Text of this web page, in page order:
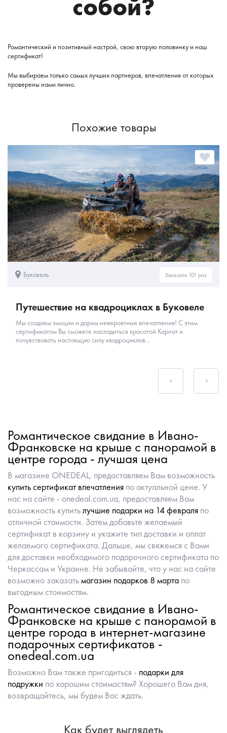
Романтический и позитивный настрой, свою вторую половинку и наш
сертификат!
Мы выбираем только самых лучших партнеров, впечатления от которых
проверены нами лично.
Похожие товары
Буковель Заказали 101 раз
Путешествие на квадроциклах в Буковеле
Мы создаем эмоции и дарим невероятные впечатления! С этим
сертификатом Вы сможете насладиться красотой Карпат и
почувствовать настоящую силу квадроциклов...
Романтическое свидание в Ивано-
Франковске на крыше с панорамой в
центре города - лучшая цена
В магазине ONEDEAL, предоставляем Вам возможность
купить сертификат впечатления по актуальной цене. У
нас на сайте - onedeal.com.ua, предоставляем Вам
возможность купитьлучшие подарки на 14 февраля по
отличной стоимости. Затем добавьте желаемый
сертификат в корзину и укажите тип доставки и оплат
желаемого сертификата. Дальше, мы свяжемся с Вами
для доставки необходимого подарочного сертификата по
Черкассам и Украине. Не забывайте, что у нас на сайте
возможно заказатьмагазин подарков 8 марта по
выгодным стоимостям.
Романтическое свидание в Ивано-
Франковске на крыше с панорамой в
центре города в интернет-магазине
подарочных сертификатов -
onedeal.com.ua
Возможно Вам также пригодиться - подарки для
подружки по хорошим стоимостям? Хорошего Вам дня,
возвращайтесь, мы будем Вас ждать.
Как будет выглядеть